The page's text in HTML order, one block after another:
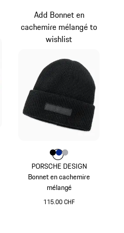
PORSCHE DESIGN
Bonnet en cachemire
mélangé
115.00 CHF
Add Bonnet en
cachemire mélangé to
wishlist
Couleur
Couleur
Couleur
Couleur